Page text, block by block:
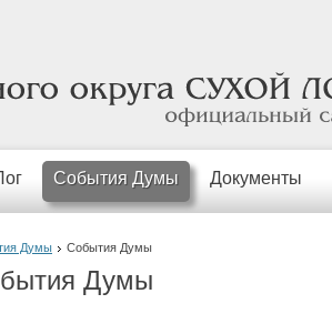
События Думы Документы
Думы События Думы
Думы